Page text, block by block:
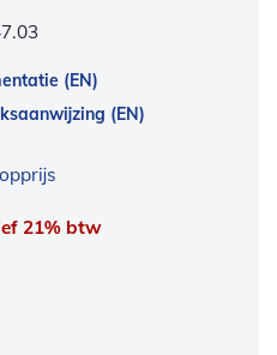
(EN)
(EN)
21% btw